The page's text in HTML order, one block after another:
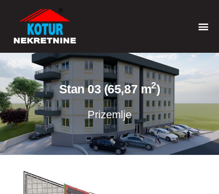
Stan 03 (65,87 m2)
Prizemlje